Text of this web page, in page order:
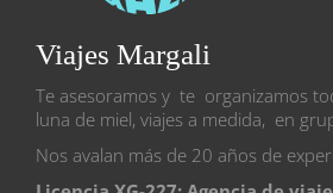
Viajes Margali
Te asesoramos y te organizamos
luna de miel, viajes a medida, en
Nos avalan más de 20 años de